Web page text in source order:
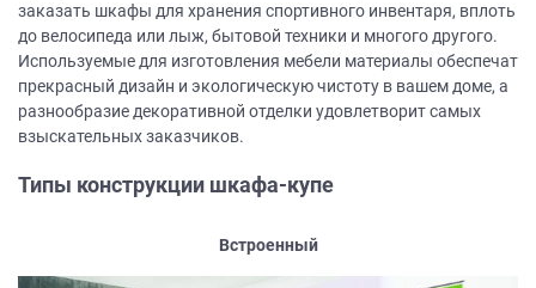
заказать шкафы для хранения спортивного инвентаря, вплоть
до велосипеда или лыж, бытовой техники и многого другого.
Используемые для изготовления мебели материалы обеспечат
прекрасный дизайн и экологическую чистоту в вашем доме, а
разнообразие декоративной отделки удовлетворит самых
взыскательных заказчиков.
Типы конструкции шкафа-купе
Встроенный